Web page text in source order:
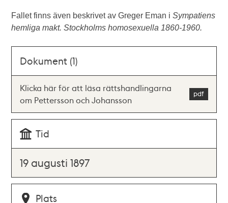
Fallet finns även beskrivet av Greger Eman iSympatiens
hemliga makt. Stockholms homosexuella 1860-1960.
Dokument (1)
Klicka här för att läsa rättshandlingarna
om Pettersson och Johansson
Tid
19 augusti 1897
Plats